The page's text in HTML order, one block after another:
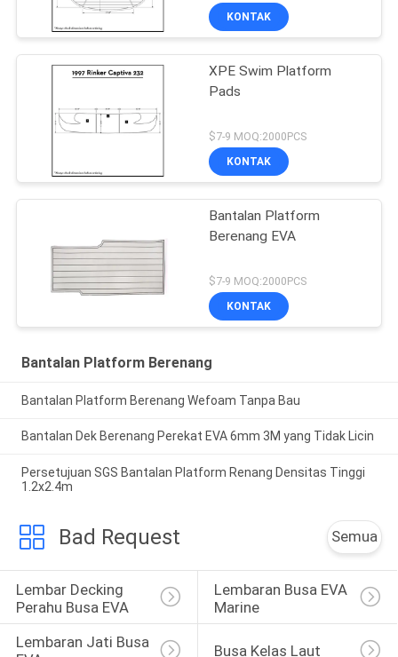
KONTAK
XPE Swim Platform
Pads
$7-9 MOQ:2000PCS
KONTAK
Bantalan Platform
Berenang EVA
$7-9 MOQ:2000PCS
KONTAK
Bantalan Platform Berenang
Bantalan Platform Berenang Wefoam Tanpa Bau
Bantalan Dek Berenang Perekat EVA 6mm 3M yang Tidak Licin
Persetujuan SGS Bantalan Platform Renang Densitas Tinggi
1.2x2.4m
Bad Request Semua
Lembar Decking
Perahu Busa EVA
Lembaran Busa EVA
Marine
Lembaran Jati Busa
Busa Kelas Laut